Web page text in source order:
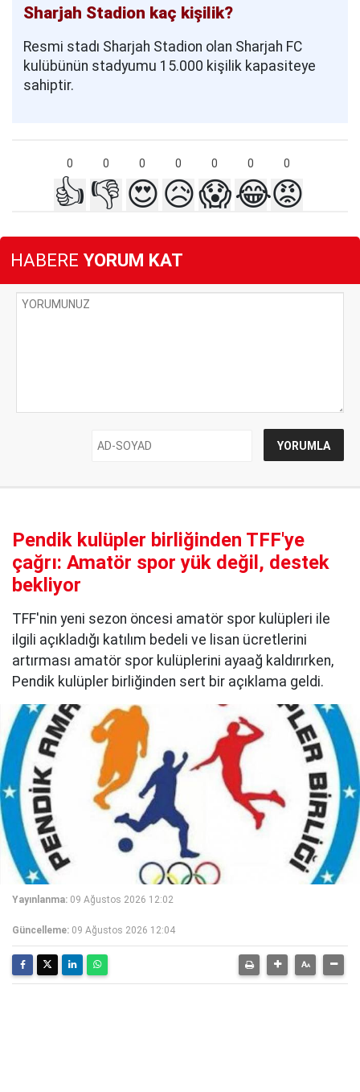
Sharjah Stadion kaç kişilik?
Resmi stadı Sharjah Stadion olan Sharjah FC
kulübünün stadyumu 15.000 kişilik kapasiteye
sahiptir.
0 0 0 0 0 0 0
👍 👎 😍😥😱😂😡
HABERE YORUM KAT
Pendik kulüpler birliğinden TFF'ye
çağrı: Amatör spor yük değil, destek
bekliyor
TFF'nin yeni sezon öncesi amatör spor kulüpleri ile
ilgili açıkladığı katılım bedeli ve lisan ücretlerini
artırması amatör spor kulüplerini ayaağ kaldırırken,
Pendik kulüpler birliğinden sert bir açıklama geldi.
Yayınlanma: 09 Ağustos 2026 12:02
Güncelleme: 09 Ağustos 2026 12:04